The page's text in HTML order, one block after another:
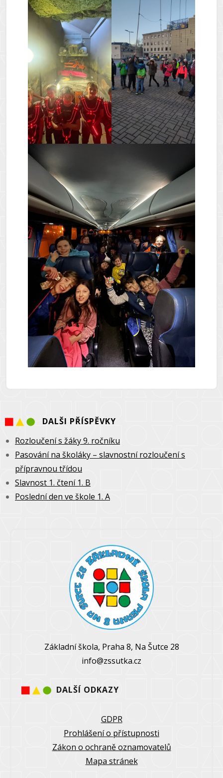
DALŠI PŘÍSPĚVKY
Rozloučení s žáky 9. ročníku
Pasování na školáky – slavnostní rozloučení s
přípravnou třídou
Slavnost 1. čtení 1. B
Poslední den ve škole 1. A
Základní škola, Praha 8, Na Šutce 28
info@zssutka.cz
DALŠÍ ODKAZY
GDPR
Prohlášení o přístupnosti
Zákon o ochraně oznamovatelů
Mapa stránek